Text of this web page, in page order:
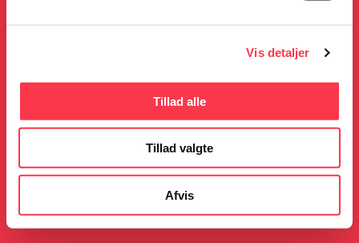
Vis detaljer
Tillad alle
Tillad valgte
Afvis
NYHEDER
05.08.2026
Læs mere
23.06.2026
Gratis guidede ture i
sommerferien